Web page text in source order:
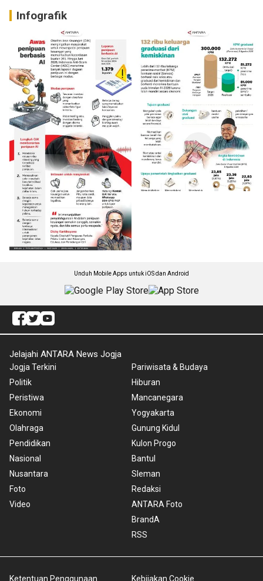
Infografik
Unduh Mobile Apps untuk iOS dan Android
Jelajahi ANTARA News Jogja
Jogja Terkini
Politik
Peristiwa
Ekonomi
Olahraga
Pendidikan
Nasional
Nusantara
Foto
Video
Pariwisata & Budaya
Hiburan
Mancanegara
Yogyakarta
Gunung Kidul
Kulon Progo
Bantul
Sleman
Redaksi
ANTARA Foto
BrandA
RSS
Ketentuan Penggunaan Kebijakan Cookie